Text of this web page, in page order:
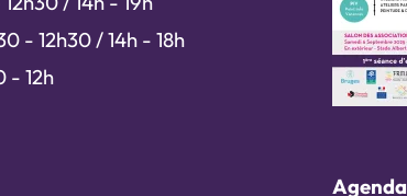
- 12h30 / 14h - 18h
- 12h
Agenda